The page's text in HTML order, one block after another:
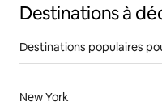
Destinations à
Destinations populaires
New York